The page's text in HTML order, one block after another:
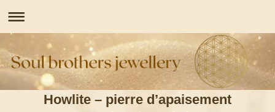
Howlite – pierre d’apaisement